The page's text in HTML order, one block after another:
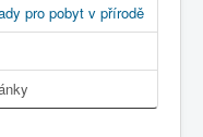
pro pobyt v přírodě